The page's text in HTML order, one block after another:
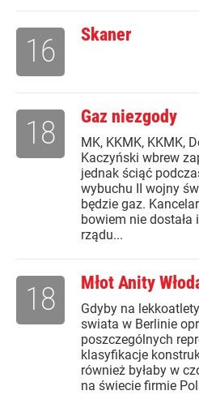
Skaner
16
Gaz niezgody
MK, KKMK, KKMK,
Kaczyński wbrew
jednak ściąć
wybuchu II wojny
będzie gaz.
bowiem nie
rządu...
18
Młot Anity
Gdyby na
swiata w Berlinie
poszczególnych
klasyfikacje
również byłaby w
na świecie firmie
18